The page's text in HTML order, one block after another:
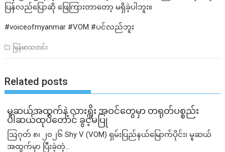
ပြန်လည်ပြောဆို ဖြေကြားတာတော့ မရှိခဲ့ပါဘူး။
#voiceofmyanmar #VOM #ပင်လည်ဘူး
မြန်မာသတင်း
Related posts
မူဆယ်အထွက်နဲ့ လားရှိုး အဝင်တွေမှာ တရုတ်ပစ္စည်း
ပါဆယ်ထုပ်တောင် ခွင့်မပြု
ဩဂုတ် ၈၊ ၂၀၂၆ Shy V (VOM) ရှမ်းပြည်နယ်မြောက်ပိုင်း၊ မူဆယ်
အထွက်မှာ ပြီးခဲ့တဲ့...